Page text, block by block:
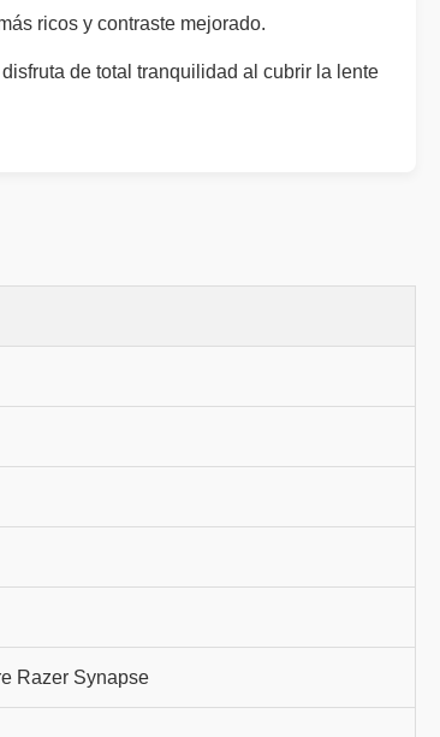
ricos y contraste mejorado.
de total tranquilidad al cubrir la lente
Razer Synapse